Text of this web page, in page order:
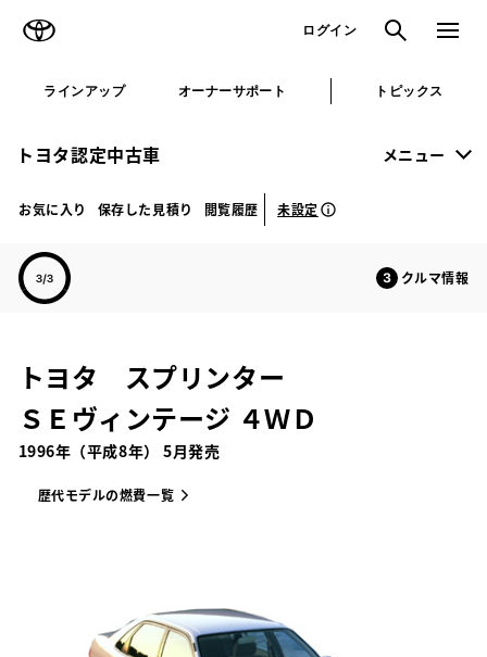
ログイン 検索 メニュ
ラインアップ オーナーサポート トピックス
トヨタ認定中古車 メニュー
お気に入り 保存した見積り 閲覧履歴 未設定
クルマ情報
トヨタ スプリンター
ＳＥヴィンテージ ４ＷＤ
1996年（平成8年） 5月発売
歴代モデルの燃費一覧